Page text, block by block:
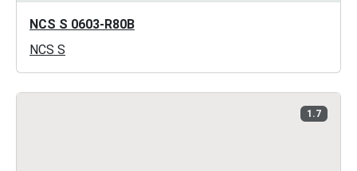
NCS S 0603-R80B
NCS S
1.7